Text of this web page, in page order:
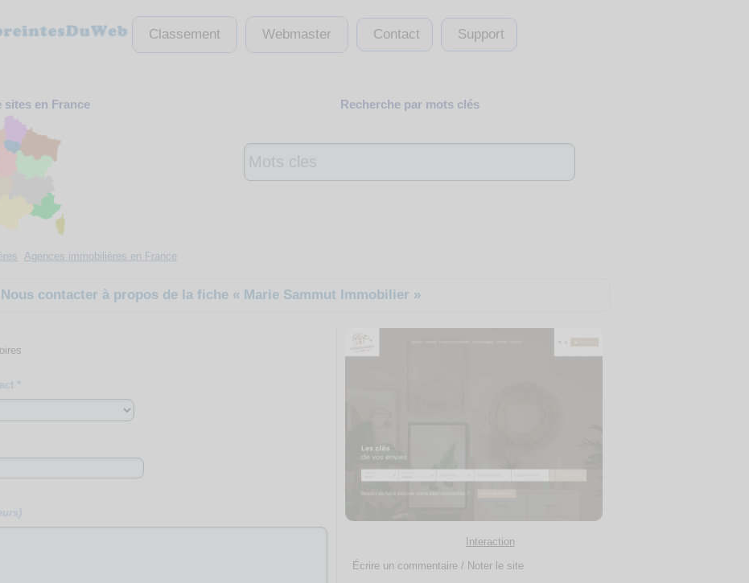
Classement Webmaster Contact Support
sites en France Recherche par mots clés
Agences immobilières en France
Nous contacter à propos de la fiche « Marie Sammut Immobilier »
Interaction
Écrire un commentaire / Noter le site
*